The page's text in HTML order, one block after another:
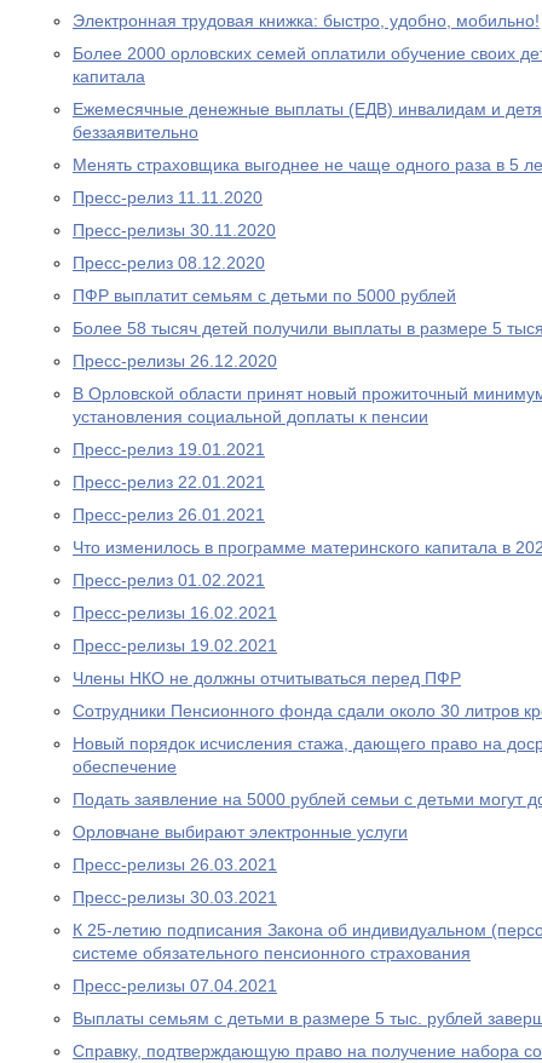
Электронная трудовая книжка: быстро, удобно, мобильно!
Более 2000 орловских семей оплатили обучение своих
капитала
Ежемесячные денежные выплаты (ЕДВ) инвалидам и
беззаявительно
Менять страховщика выгоднее не чаще одного раза в 5
Пресс-релиз 11.11.2020
Пресс-релизы 30.11.2020
Пресс-релиз 08.12.2020
ПФР выплатит семьям с детьми по 5000 рублей
Более 58 тысяч детей получили выплаты в размере 5
Пресс-релизы 26.12.2020
В Орловской области принят новый прожиточный
установления социальной доплаты к пенсии
Пресс-релиз 19.01.2021
Пресс-релиз 22.01.2021
Пресс-релиз 26.01.2021
Что изменилось в программе материнского капитала в
Пресс-релиз 01.02.2021
Пресс-релизы 16.02.2021
Пресс-релизы 19.02.2021
Члены НКО не должны отчитываться перед ПФР
Сотрудники Пенсионного фонда сдали около 30 литров
Новый порядок исчисления стажа, дающего право на
обеспечение
Подать заявление на 5000 рублей семьи с детьми могут
Орловчане выбирают электронные услуги
Пресс-релизы 26.03.2021
Пресс-релизы 30.03.2021
К 25-летию подписания Закона об индивидуальном
системе обязательного пенсионного страхования
Пресс-релизы 07.04.2021
Выплаты семьям с детьми в размере 5 тыс. рублей
Справку, подтверждающую право на получение набора